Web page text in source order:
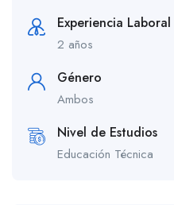
Experiencia Laboral
2 años
Género
Ambos
Nivel de Estudios
Educación Técnica